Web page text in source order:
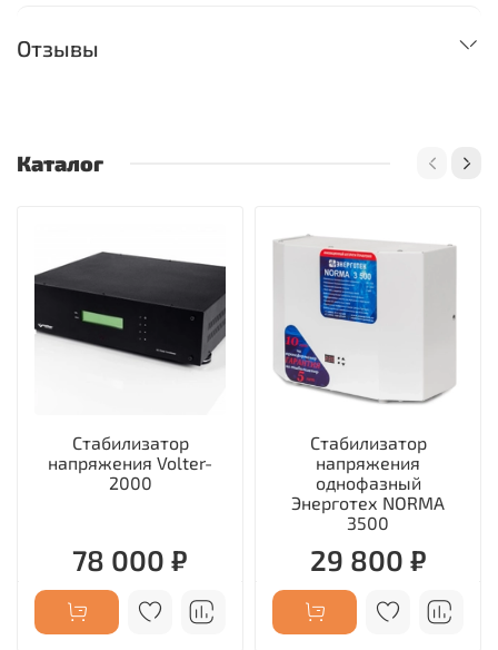
Отзывы
Каталог
Стабилизатор
напряжения Volter-
2000
78 000 ₽
Стабилизатор
напряжения
однофазный
Энерготех NORMA
3500
29 800 ₽